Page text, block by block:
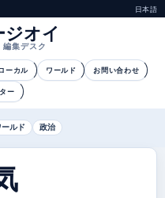
日本語
ジオイ
編集デスク
ーカル ワールド お問い合わせ
ー
ールド 政治